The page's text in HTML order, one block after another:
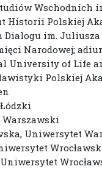
Wschodnich
Historii Polskiej
Dialogu im.
Narodowej;
University of Life
Polskiej
Uniwersytet